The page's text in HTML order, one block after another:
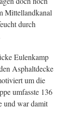
Mittellandkanal
durch
Eulenkamp
Asphaltdecke
um die
umfasste 136
und war damit